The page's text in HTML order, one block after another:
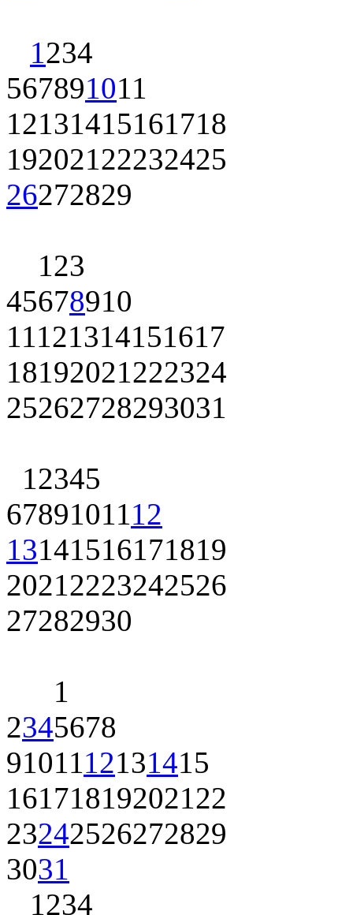
1234
567891011
12131415161718
19202122232425
26272829
123
45678910
11121314151617
18192021222324
25262728293031
12345
6789101112
13141516171819
20212223242526
27282930
1
2345678
9101112131415
16171819202122
23242526272829
3031
1234